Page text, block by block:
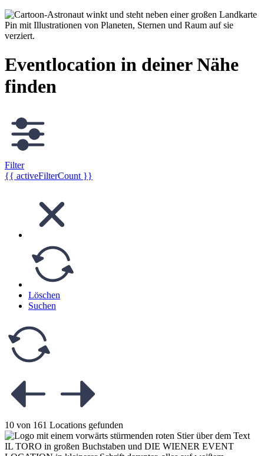
Eventlocation in deiner Nähe
finden
Filter
{{ activeFilterCount }}
Löschen
Suchen
10 von 161 Locations gefunden